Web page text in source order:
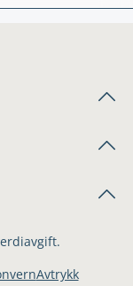
Avtrykk